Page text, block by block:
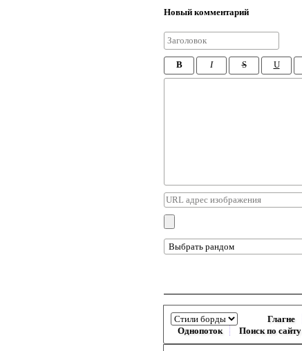
Новый комментарий
B I S U
Глагне
Однопоток
Поиск по сайту